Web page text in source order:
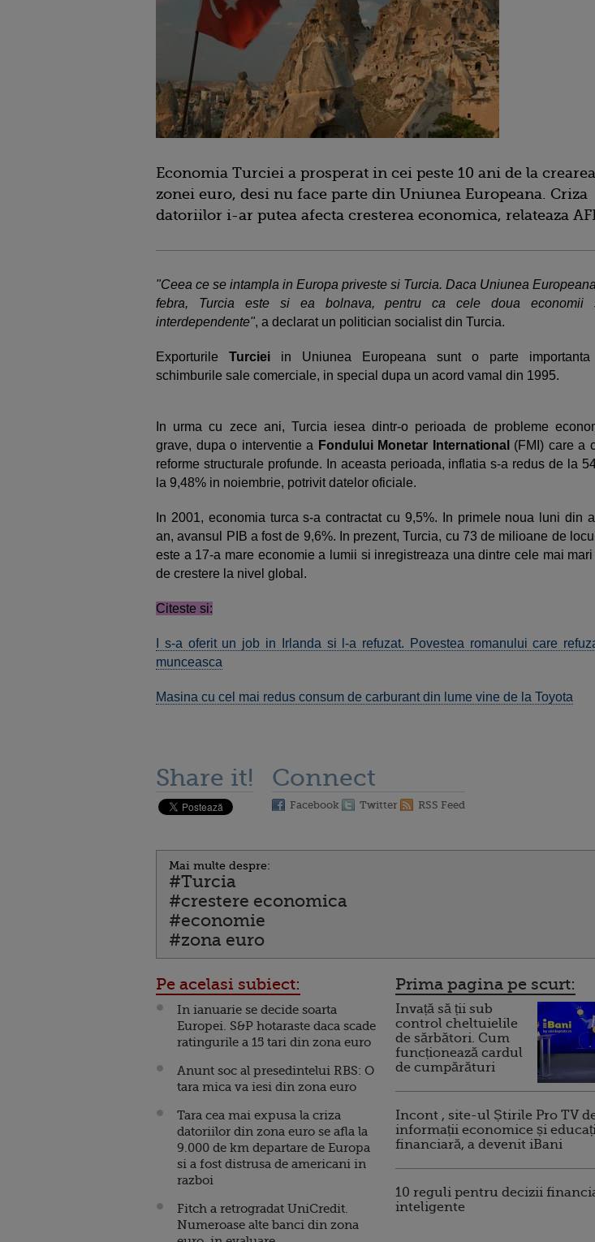
Economia Turciei a prosperat in cei peste 10 ani de la crearea
zonei euro, desi nu face parte din Uniunea Europeana. Criza
datoriilor i-ar putea afecta cresterea economica, relateaza
"Ceea ce se intampla in Europa priveste si Turcia. Daca Uniunea
febra, Turcia este si ea bolnava, pentru ca cele doua economii
interdependente", a declarat un politician socialist din Turcia.
Exporturile Turciei in Uniunea Europeana sunt o parte
schimburile sale comerciale, in special dupa un acord vamal din 1995.
In urma cu zece ani, Turcia iesea dintr-o perioada de probleme
grave, dupa o interventie a Fondului Monetar International (FMI) care a
reforme structurale profunde. In aceasta perioada, inflatia s-a redus de la
la 9,48% in noiembrie, potrivit datelor oficiale.
In 2001, economia turca s-a contractat cu 9,5%. In primele noua luni din
an, avansul PIB a fost de 9,6%. In prezent, Turcia, cu 73 de milioane de
este a 17-a mare economie a lumii si inregistreaza una dintre cele mai mari
de crestere la nivel global.
Citeste si:
I s-a oferit un job in Irlanda si l-a refuzat. Povestea romanului care
munceasca
Masina cu cel mai redus consum de carburant din lume vine de la Toyota
Share it! Connect
Facebook Twitter RSS Feed
Mai multe despre:
#Turcia
#crestere economica
#economie
#zona euro
Pe acelasi subiect:
In ianuarie se decide soarta
Europei. S&P hotaraste daca scade
ratingurile a 15 tari din zona euro
Anunt soc al presedintelui RBS: O
tara mica va iesi din zona euro
Tara cea mai expusa la criza
datoriilor din zona euro se afla la
9.000 de km departare de Europa
si a fost distrusa de americani in
razboi
Fitch a retrogradat UniCredit.
Numeroase alte banci din zona
Prima pagina pe scurt:
Invață să ții sub
control cheltuielile
de sărbători. Cum
funcționează cardul
de cumpărături
Incont , site-ul Știrile Pro TV
informații economice și
financiară, a devenit iBani
10 reguli pentru decizii
inteligente